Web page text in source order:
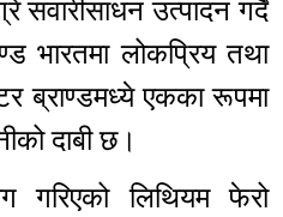
सवारीसाधन उत्पादन गर्दै
भारतमा लोकप्रिय तथा
ब्राण्डमध्ये एकका रूपमा
दाबी छ।
गरिएको लिथियम फेरो